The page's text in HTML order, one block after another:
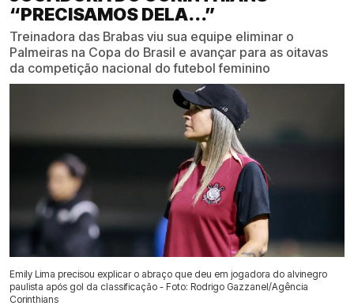
“PRECISAMOS DELA...”
Treinadora das Brabas viu sua equipe eliminar o
Palmeiras na Copa do Brasil e avançar para as oitavas
da competição nacional do futebol feminino
Emily Lima precisou explicar o abraço que deu em jogadora do alvinegro
paulista após gol da classificação - Foto: Rodrigo Gazzanel/Agência
Corinthians